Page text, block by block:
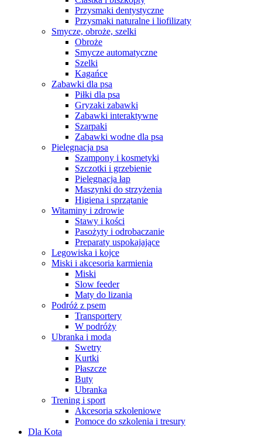
Przysmaki dentystyczne
Przysmaki naturalne i liofilizaty
Smycze, obroże, szelki
Obroże
Smycze automatyczne
Szelki
Kagańce
Zabawki dla psa
Piłki dla psa
Gryzaki zabawki
Zabawki interaktywne
Szarpaki
Zabawki wodne dla psa
Pielęgnacja psa
Szampony i kosmetyki
Szczotki i grzebienie
Pielęgnacja łap
Maszynki do strzyżenia
Higiena i sprzątanie
Witaminy i zdrowie
Stawy i kości
Pasożyty i odrobaczanie
Preparaty uspokajające
Legowiska i kojce
Miski i akcesoria karmienia
Miski
Slow feeder
Maty do lizania
Podróż z psem
Transportery
W podróży
Ubranka i moda
Swetry
Kurtki
Płaszcze
Buty
Ubranka
Trening i sport
Akcesoria szkoleniowe
Pomoce do szkolenia i tresury
Dla Kota